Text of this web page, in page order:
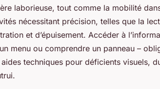
laborieuse, tout comme la mobilité
nécessitant précision, telles que la
et d’épuisement. Accéder à
menu ou comprendre un panneau –
techniques pour déficients visuels,